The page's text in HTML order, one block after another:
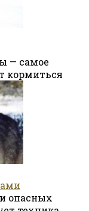
— самое
кормиться
опасных